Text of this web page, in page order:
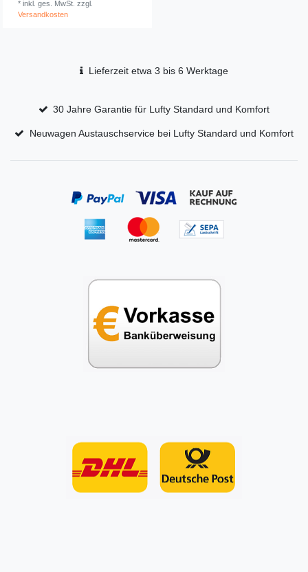
* inkl. ges. MwSt. zzgl.
Versandkosten
Lieferzeit etwa 3 bis 6 Werktage
30 Jahre Garantie für Lufty Standard und Komfort
Neuwagen Austauschservice bei Lufty Standard und Komfort